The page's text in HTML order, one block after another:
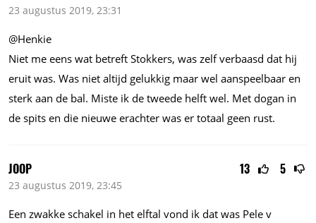
23 augustus 2019, 23:31
@Henkie
Niet me eens wat betreft Stokkers, was zelf verbaasd dat hij
eruit was. Was niet altijd gelukkig maar wel aanspeelbaar en
sterk aan de bal. Miste ik de tweede helft wel. Met dogan in
de spits en die nieuwe erachter was er totaal geen rust.
13 5
JOOP
23 augustus 2019, 23:45
Een zwakke schakel in het elftal vond ik dat was Pele v